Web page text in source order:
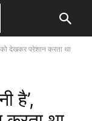
को देखकर परेशान करता था
है’,